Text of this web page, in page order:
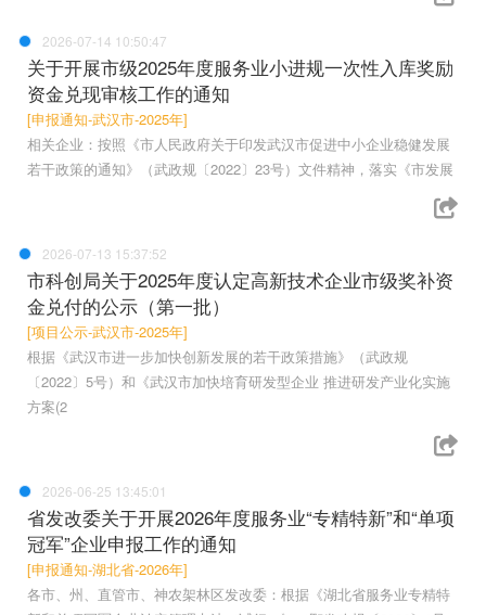
2026-07-14 10:50:47
关于开展市级2025年度服务业小进规一次性入库奖励
资金兑现审核工作的通知
[申报通知-武汉市-2025年]
相关企业：按照《市人民政府关于印发武汉市促进中小企业稳健发展
若干政策的通知》（武政规〔2022〕23号）文件精神，落实《市发展
2026-07-13 15:37:52
市科创局关于2025年度认定高新技术企业市级奖补资
金兑付的公示（第一批）
[项目公示-武汉市-2025年]
根据《武汉市进一步加快创新发展的若干政策措施》（武政规
〔2022〕5号）和《武汉市加快培育研发型企业 推进研发产业化实施
方案(2
2026-06-25 13:45:01
省发改委关于开展2026年度服务业“专精特新”和“单项
冠军”企业申报工作的通知
[申报通知-湖北省-2026年]
各市、州、直管市、神农架林区发改委：根据《湖北省服务业专精特